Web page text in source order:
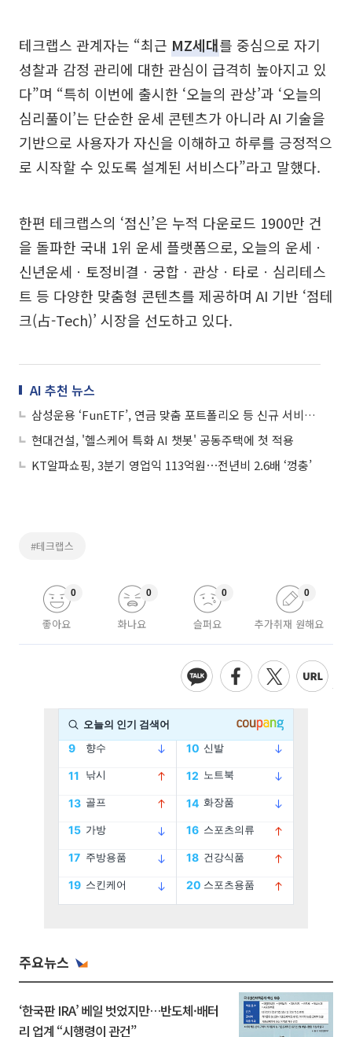
테크랩스 관계자는 “최근 MZ세대를 중심으로 자기
성찰과 감정 관리에 대한 관심이 급격히 높아지고 있
다”며 “특히 이번에 출시한 ‘오늘의 관상’과 ‘오늘의
심리풀이’는 단순한 운세 콘텐츠가 아니라 AI 기술을
기반으로 사용자가 자신을 이해하고 하루를 긍정적으
로 시작할 수 있도록 설계된 서비스다”라고 말했다.
한편 테크랩스의 ‘점신’은 누적 다운로드 1900만 건
을 돌파한 국내 1위 운세 플랫폼으로, 오늘의 운세ㆍ
신년운세ㆍ토정비결ㆍ궁합ㆍ관상ㆍ타로ㆍ심리테스
트 등 다양한 맞춤형 콘텐츠를 제공하며 AI 기반 ‘점테
크(占-Tech)’ 시장을 선도하고 있다.
AI 추천 뉴스
삼성운용 ‘FunETF’, 연금 맞춤 포트폴리오 등 신규 서비스 출시
현대건설, '헬스케어 특화 AI 챗봇' 공동주택에 첫 적용
KT알파쇼핑, 3분기 영업익 113억원⋯전년비 2.6배 ‘껑충’
#테크랩스
좋아요
0
화나요
0
슬퍼요
0
추가취재 원해요
0
주요뉴스
‘한국판 IRA’ 베일 벗었지만…반도체·배터
리 업계 “시행령이 관건”